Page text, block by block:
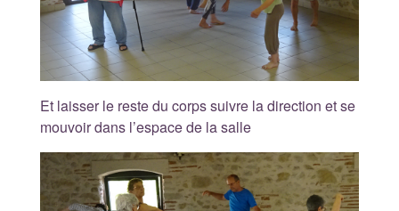
Et laisser le reste du corps suivre la direction et se
mouvoir dans l’espace de la salle